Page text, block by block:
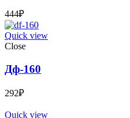
444₽
Quick view
Close
Дф-160
292₽
Quick view